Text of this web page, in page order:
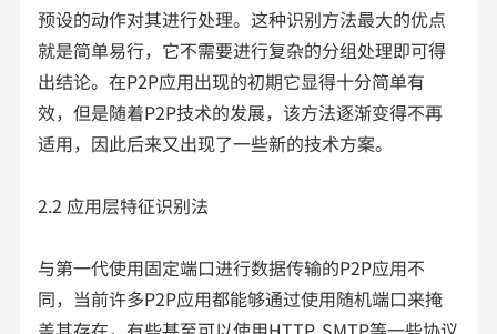
预设的动作对其进行处理。这种识别方法最大的优点
就是简单易行，它不需要进行复杂的分组处理即可得
出结论。在P2P应用出现的初期它显得十分简单有
效，但是随着P2P技术的发展，该方法逐渐变得不再
适用，因此后来又出现了一些新的技术方案。
2.2 应用层特征识别法
与第一代使用固定端口进行数据传输的P2P应用不
同，当前许多P2P应用都能够通过使用随机端口来掩